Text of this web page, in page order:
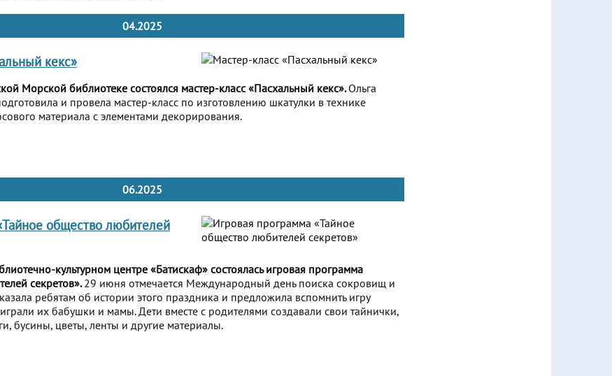
04.2025
кекс»
Морской библиотеке состоялся мастер-класс «Пасхальный кекс».Ольга
и провела мастер-класс по изготовлению шкатулки в технике
материала с элементами декорирования.
06.2025
общество любителей
культурном центре «Батискаф» состоялась игровая программа
секретов».29 июня отмечается Международный день поиска сокровищ и
ребятам об истории этого праздника и предложила вспомнить игру
их бабушки и мамы. Дети вместе с родителями создавали свои тайнички,
бусины, цветы, ленты и другие материалы.